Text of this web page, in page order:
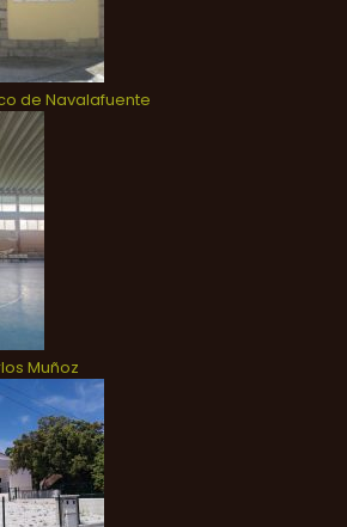
de Navalafuente
Muñoz